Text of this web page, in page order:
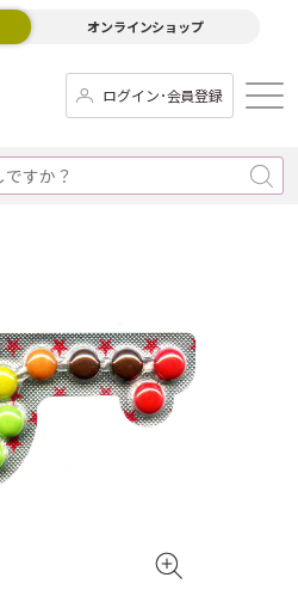
オンラインショップ
ログイン･会員登録